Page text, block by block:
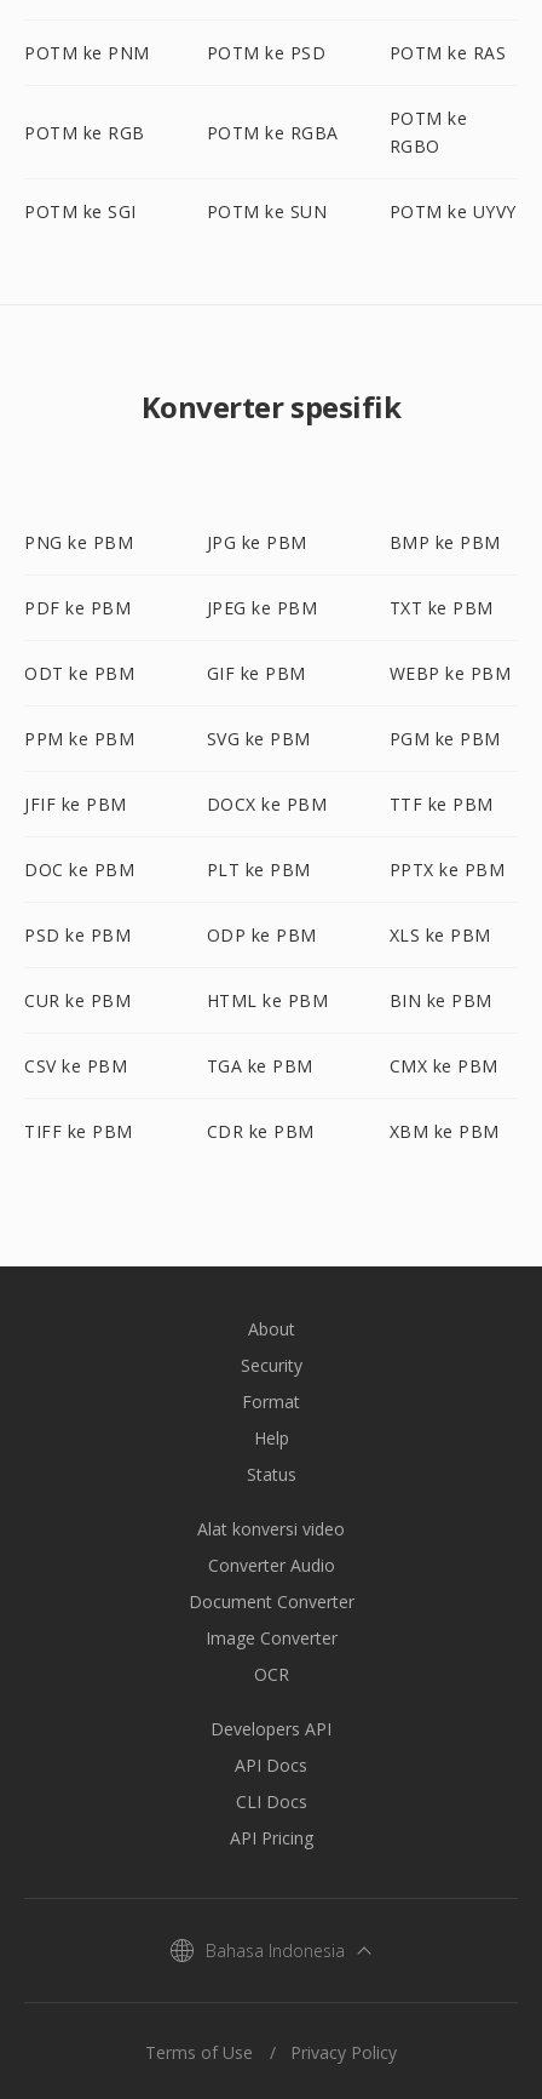
POTM ke PNM POTM ke PSD POTM ke RAS
POTM ke RGB POTM ke RGBA
POTM ke
RGBO
POTM ke SGI POTM ke SUN POTM ke UYVY
Konverter spesifik
PNG ke PBM JPG ke PBM BMP ke PBM
PDF ke PBM JPEG ke PBM TXT ke PBM
ODT ke PBM GIF ke PBM WEBP ke PBM
PPM ke PBM SVG ke PBM PGM ke PBM
JFIF ke PBM DOCX ke PBM TTF ke PBM
DOC ke PBM PLT ke PBM PPTX ke PBM
PSD ke PBM ODP ke PBM XLS ke PBM
CUR ke PBM HTML ke PBM BIN ke PBM
CSV ke PBM TGA ke PBM CMX ke PBM
TIFF ke PBM CDR ke PBM XBM ke PBM
About
Security
Format
Help
Status
Alat konversi video
Converter Audio
Document Converter
Image Converter
OCR
Developers API
API Docs
CLI Docs
API Pricing
Bahasa Indonesia
Terms of Use Privacy Policy